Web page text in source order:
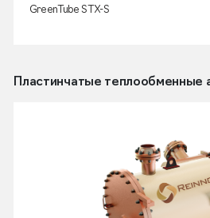
GreenTube STX-S
Пластинчатые теплообменные